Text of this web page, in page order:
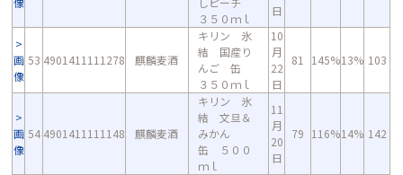
３５０ｍｌ
日
画
像
53 4901411111278 麒麟麦酒
キリン 氷
結 国産り
んご 缶
３５０ｍｌ
10
月
22
日
81 145%13% 103
画
像
54 4901411111148 麒麟麦酒
キリン 氷
結 文旦＆
みかん
缶 ５００
ｍｌ
11
月
20
日
79 116%14% 142